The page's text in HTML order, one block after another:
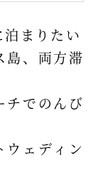
まりたい
、両方滞
でのんび
ェディン